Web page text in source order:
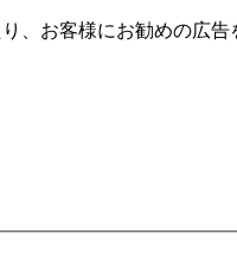
、お客様にお勧めの広